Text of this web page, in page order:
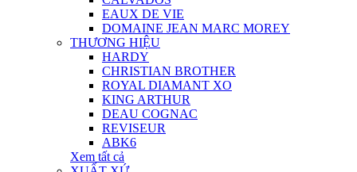
EAUX DE VIE
DOMAINE JEAN MARC MOREY
THƯƠNG HIỆU
HARDY
CHRISTIAN BROTHER
ROYAL DIAMANT XO
KING ARTHUR
DEAU COGNAC
REVISEUR
ABK6
Xem tất cả